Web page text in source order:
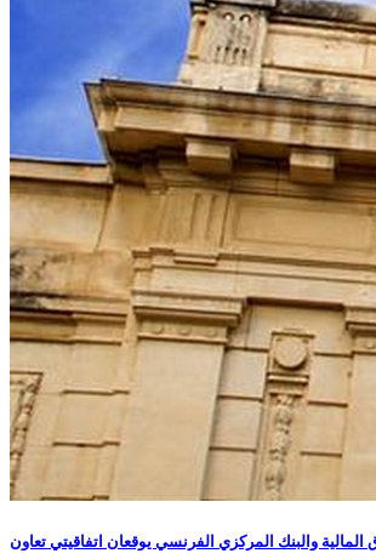
المالية والبنك المركزي الفرنسي يوقعان اتفاقيتي تعاون